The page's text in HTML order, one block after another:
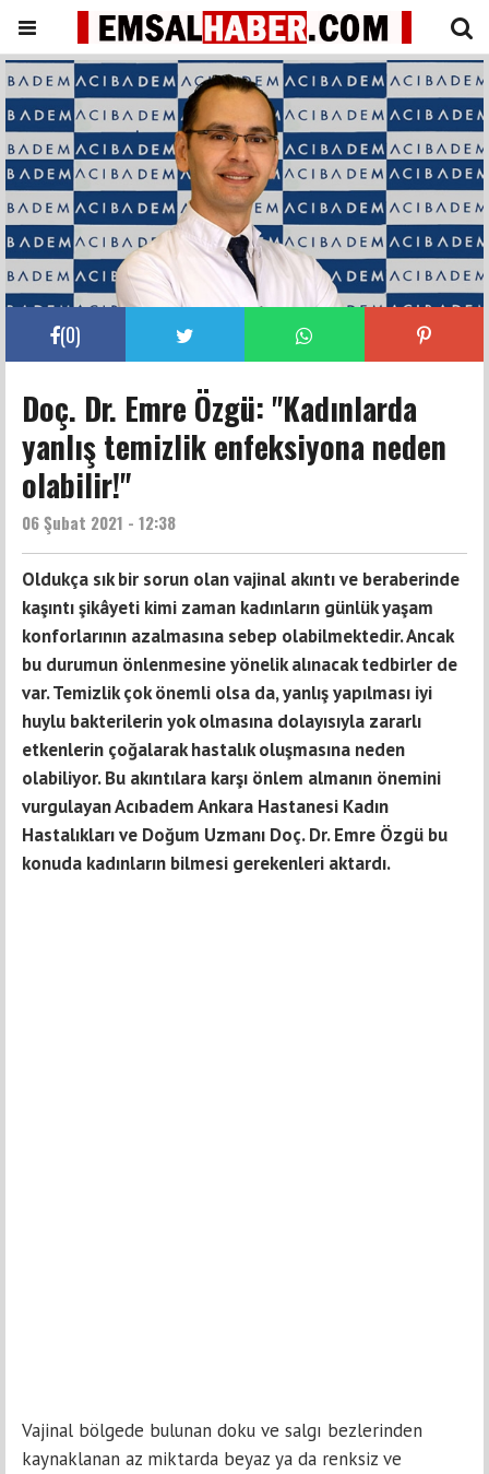
(0)
Doç. Dr. Emre Özgü: "Kadınlarda
yanlış temizlik enfeksiyona neden
olabilir!"
06 Şubat 2021 - 12:38
Oldukça sık bir sorun olan vajinal akıntı ve beraberinde
kaşıntı şikâyeti kimi zaman kadınların günlük yaşam
konforlarının azalmasına sebep olabilmektedir. Ancak
bu durumun önlenmesine yönelik alınacak tedbirler de
var. Temizlik çok önemli olsa da, yanlış yapılması iyi
huylu bakterilerin yok olmasına dolayısıyla zararlı
etkenlerin çoğalarak hastalık oluşmasına neden
olabiliyor. Bu akıntılara karşı önlem almanın önemini
vurgulayan Acıbadem Ankara Hastanesi Kadın
Hastalıkları ve Doğum Uzmanı Doç. Dr. Emre Özgü bu
konuda kadınların bilmesi gerekenleri aktardı.
Vajinal bölgede bulunan doku ve salgı bezlerinden
kaynaklanan az miktarda beyaz ya da renksiz ve